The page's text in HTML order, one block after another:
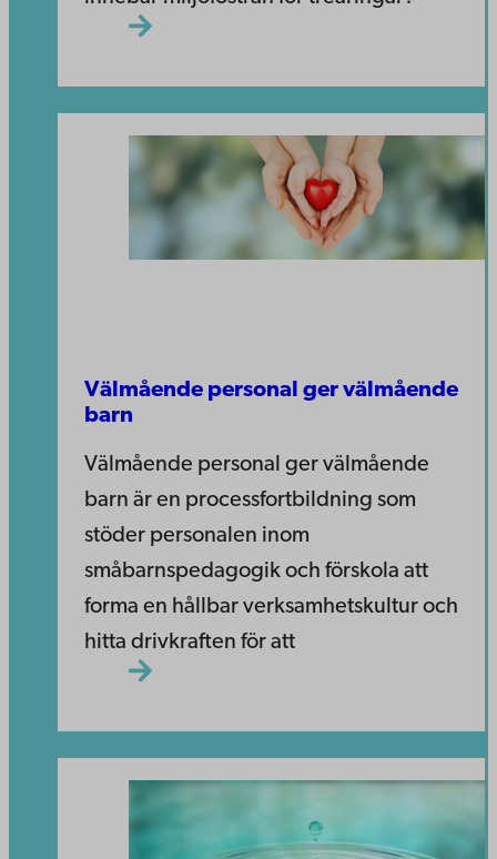
Välmående personal ger välmående
barn
Välmående personal ger välmående
barn är en processfortbildning som
stöder personalen inom
småbarnspedagogik och förskola att
forma en hållbar verksamhetskultur och
hitta drivkraften för att